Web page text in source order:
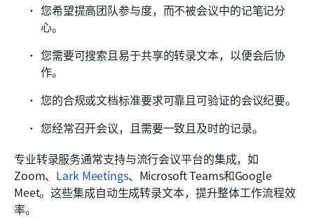
您希望提高团队参与度，而不被会议中的记笔记分
心。
您需要可搜索且易于共享的转录文本，以便会后协
作。
您的合规或文档标准要求可靠且可验证的会议纪要。
您经常召开会议，且需要一致且及时的记录。
专业转录服务通常支持与流行会议平台的集成，如
Zoom、 Lark Meetings、Microsoft Teams和Google
Meet。这些集成自动生成转录文本，提升整体工作流程效
率。